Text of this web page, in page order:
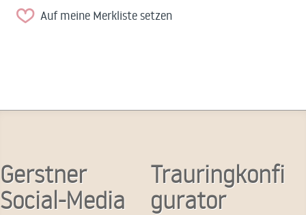
Auf meine Merkliste setzen
Gerstner
Social-Media
Trauringkonfi
gurator